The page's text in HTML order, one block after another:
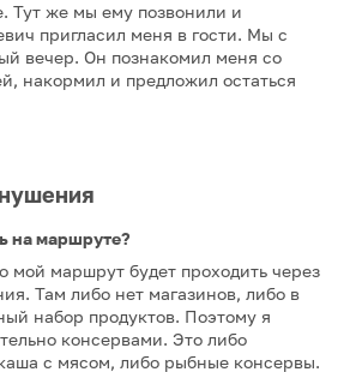
Тут же мы ему позвонили и
пригласил меня в гости. Мы с
вечер. Он познакомил меня со
накормил и предложил остаться
на маршруте?
мой маршрут будет проходить через
Там либо нет магазинов, либо в
набор продуктов. Поэтому я
консервами. Это либо
с мясом, либо рыбные консервы.